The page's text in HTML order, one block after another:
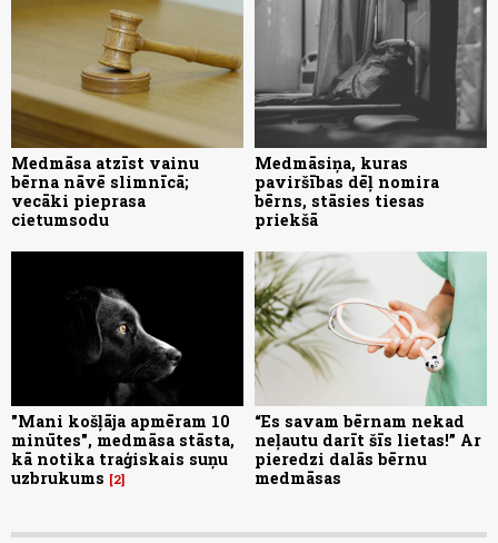
Medmāsa atzīst vainu
bērna nāvē slimnīcā;
vecāki pieprasa
cietumsodu
Medmāsiņa, kuras
paviršības dēļ nomira
bērns, stāsies tiesas
priekšā
"Mani košļāja apmēram 10
minūtes", medmāsa stāsta,
kā notika traģiskais suņu
uzbrukums
2
“Es savam bērnam nekad
neļautu darīt šīs lietas!” Ar
pieredzi dalās bērnu
medmāsas